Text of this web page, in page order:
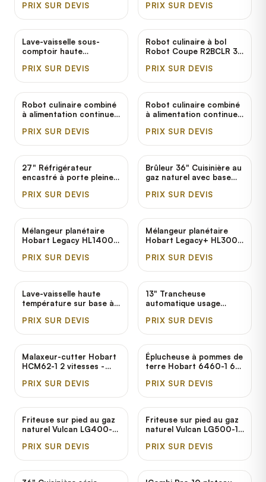
eau d'appoint Ecoline by
PRIX SUR DEVIS
- 120V
PRIX SUR DEVIS
Lave-vaisselle sous-
comptoir haute
Hobart EUH-1 - 208-
PRIX SUR DEVIS
Robot culinaire à bol
Robot Coupe R2BCLR 3 L
PRIX SUR DEVIS
Robot culinaire combiné
à alimentation continue,
disques, avec Robot
PRIX SUR DEVIS
Robot culinaire combiné
à alimentation continue,
disques, avec Robot
PRIX SUR DEVIS
27" Réfrigérateur
encastré à porte pleine
TS-23-HC
PRIX SUR DEVIS
Brûleur 36" Cuisinière au
gaz naturel avec base
36S-6BN - 215,000 BTU
PRIX SUR DEVIS
Mélangeur planétaire
Hobart Legacy HL1400-
hp
PRIX SUR DEVIS
Mélangeur planétaire
Hobart Legacy+ HL300 -
PRIX SUR DEVIS
Lave-vaisselle haute
température sur base à
chauffe-eau d'appoint
PRIX SUR DEVIS
13" Trancheuse
automatique usage
verrouillages et lame
PRIX SUR DEVIS
Malaxeur-cutter Hobart
HCM62-1 2 vitesses -
PRIX SUR DEVIS
Éplucheuse à pommes de
terre Hobart 6460-1 60
PRIX SUR DEVIS
Friteuse sur pied au gaz
naturel Vulcan LG400-1
PRIX SUR DEVIS
Friteuse sur pied au gaz
naturel Vulcan LG500-1
PRIX SUR DEVIS